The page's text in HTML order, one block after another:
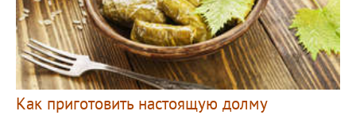
Как приготовить настоящую долму